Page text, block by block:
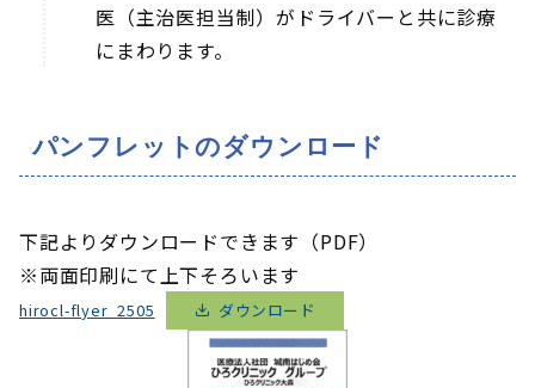
医（主治医担当制）がドライバーと共に診療
にまわります。
パンフレットのダウンロード
下記よりダウンロードできます（PDF）
※両面印刷にて上下そろいます
hirocl-flyer_2505 ダウンロード